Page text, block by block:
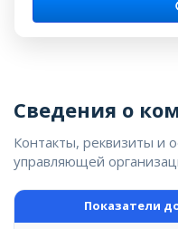
Сведения о
Контакты, реквизиты и
управляющей
Показатели